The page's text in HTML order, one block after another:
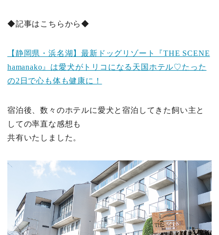
◆記事はこちらから◆
【静岡県・浜名湖】最新ドッグリゾート『THE SCENE
hamanako』は愛犬がトリコになる天国ホテル♡たった
の2日で心も体も健康に！
宿泊後、数々のホテルに愛犬と宿泊してきた飼い主と
しての率直な感想も
共有いたしました。